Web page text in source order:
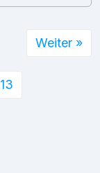
13
Weiter »